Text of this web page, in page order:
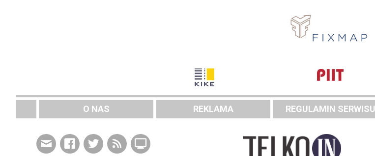
O NAS REKLAMA REGULAMIN SERWISU